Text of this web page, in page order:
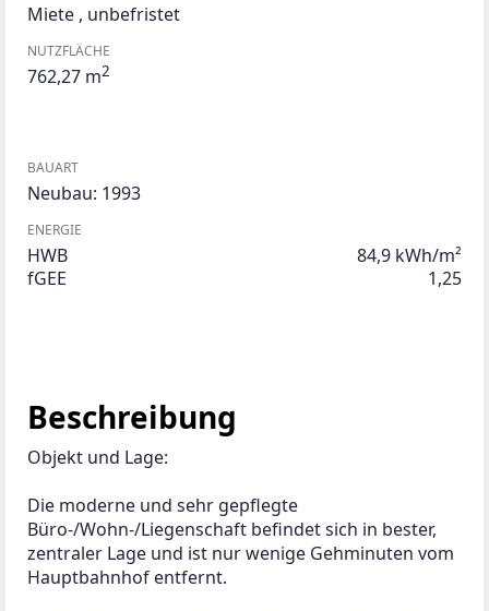
Miete , unbefristet
NUTZFLÄCHE
762,27 m2
BAUART
Neubau: 1993
ENERGIE
HWB
84,9 kWh/m²
fGEE
1,25
Beschreibung
Objekt und Lage:
Die moderne und sehr gepflegte
Büro-/Wohn-/Liegenschaft befindet sich in bester,
zentraler Lage und ist nur wenige Gehminuten vom
Hauptbahnhof entfernt.